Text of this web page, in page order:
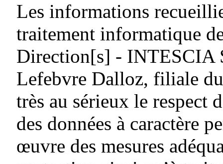
Les informations
traitement informatique
Direction[s] - INTESCIA
Lefebvre Dalloz, filiale
très au sérieux le respect
des données à caractère
œuvre des mesures